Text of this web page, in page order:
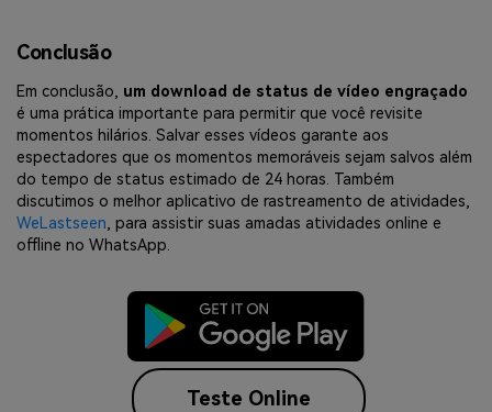
Conclusão
Em conclusão, um download de status de vídeo engraçado
é uma prática importante para permitir que você revisite
momentos hilários. Salvar esses vídeos garante aos
espectadores que os momentos memoráveis sejam salvos além
do tempo de status estimado de 24 horas. Também
discutimos o melhor aplicativo de rastreamento de atividades,
WeLastseen , para assistir suas amadas atividades online e
offline no WhatsApp.
Teste Online